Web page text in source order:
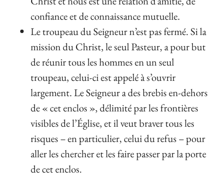
confiance et de connaissance mutuelle.
Le troupeau du Seigneur n’est pas fermé. Si la
mission du Christ, le seul Pasteur, a pour but
de réunir tous les hommes en un seul
troupeau, celui-ci est appelé à s’ouvrir
largement. Le Seigneur a des brebis en-dehors
de « cet enclos », délimité par les frontières
visibles de l’Église, et il veut braver tous les
risques – en particulier, celui du refus – pour
aller les chercher et les faire passer par la porte
de cet enclos.